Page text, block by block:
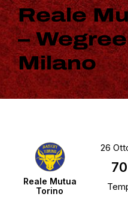
Reale
–
Milano
Reale Mutua
Torino
26
70